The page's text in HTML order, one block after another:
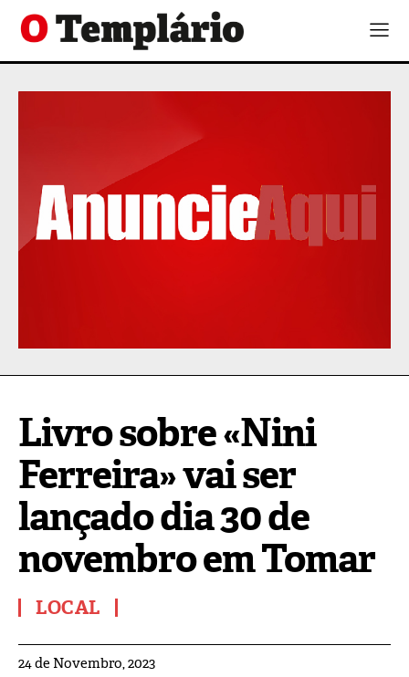
Livro sobre «Nini
Ferreira» vai ser
lançado dia 30 de
novembro em Tomar
LOCAL
24 de Novembro, 2023